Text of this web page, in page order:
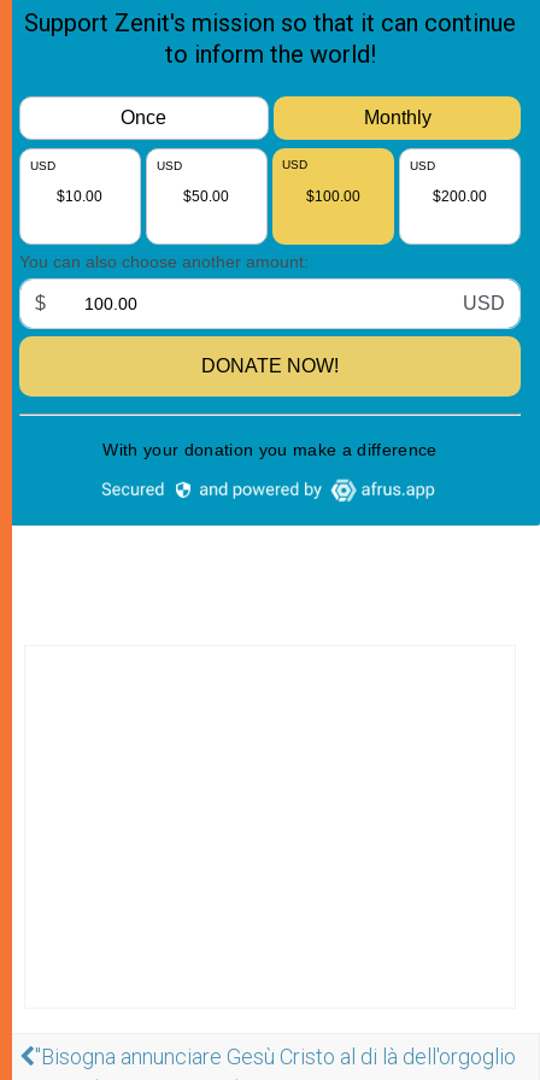
"Bisogna annunciare Gesù Cristo al di là dell'orgoglio